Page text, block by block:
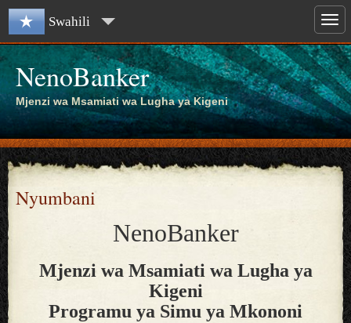
Swahili
NenoBanker
Mjenzi wa Msamiati wa Lugha ya Kigeni
Nyumbani
NenoBanker
Mjenzi wa Msamiati wa Lugha ya
Kigeni
Programu ya Simu ya Mkononi